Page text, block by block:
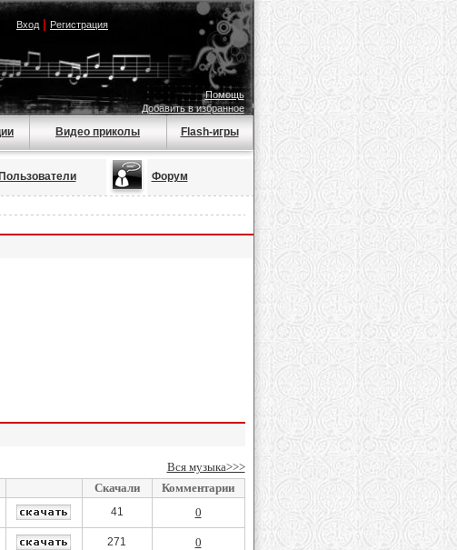
Вход| Регистрация
Помощь
Добавить в избранное
Видео приколы Flash-игры
Пользователи Форум
Вся музыка>>>
Скачали
Комментарии
41 0
271 0